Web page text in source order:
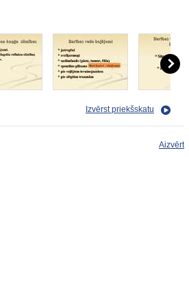
Izvērst priekšskatu
Aizvērt